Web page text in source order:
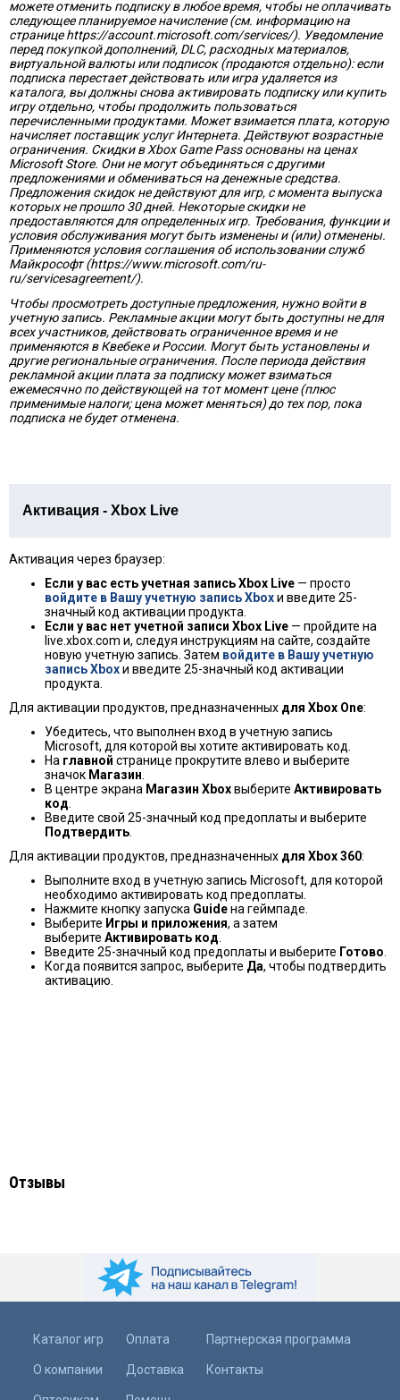
можете отменить подписку в любое время, чтобы не оплачивать
следующее планируемое начисление (см. информацию на
странице https://account.microsoft.com/services/). Уведомление
перед покупкой дополнений, DLC, расходных материалов,
виртуальной валюты или подписок (продаются отдельно): если
подписка перестает действовать или игра удаляется из
каталога, вы должны снова активировать подписку или купить
игру отдельно, чтобы продолжить пользоваться
перечисленными продуктами. Может взимается плата, которую
начисляет поставщик услуг Интернета. Действуют возрастные
ограничения. Скидки в Xbox Game Pass основаны на ценах
Microsoft Store. Они не могут объединяться с другими
предложениями и обмениваться на денежные средства.
Предложения скидок не действуют для игр, с момента выпуска
которых не прошло 30 дней. Некоторые скидки не
предоставляются для определенных игр. Требования, функции и
условия обслуживания могут быть изменены и (или) отменены.
Применяются условия соглашения об использовании служб
Майкрософт (https://www.microsoft.com/ru-
ru/servicesagreement/).
Чтобы просмотреть доступные предложения, нужно войти в
учетную запись. Рекламные акции могут быть доступны не для
всех участников, действовать ограниченное время и не
применяются в Квебеке и России. Могут быть установлены и
другие региональные ограничения. После периода действия
рекламной акции плата за подписку может взиматься
ежемесячно по действующей на тот момент цене (плюс
применимые налоги; цена может меняться) до тех пор, пока
подписка не будет отменена.
Активация - Xbox Live
Активация через браузер:
Если у вас есть учетная запись Xbox Live — просто
войдите в Вашу учетную запись Xboxи введите 25-
значный код активации продукта.
Если у вас нет учетной записи Xbox Live — пройдите на
live.xbox.com и, следуя инструкциям на сайте, создайте
новую учетную запись. Затем войдите в Вашу учетную
запись Xboxи введите 25-значный код активации
продукта.
Для активации продуктов, предназначенных для Xbox One:
Убедитесь, что выполнен вход в учетную запись
Microsoft, для которой вы хотите активировать код.
На главной странице прокрутите влево и выберите
значок Магазин
В центре экрана Магазин Xboxвыберите Активировать
код
Введите свой 25-значный код предоплаты и выберите
Подтвердить
Для активации продуктов, предназначенных для Xbox 360:
Выполните вход в учетную запись Microsoft, для которой
необходимо активировать код предоплаты.
Нажмите кнопку запуска Guideна геймпаде.
Выберите Игры и приложения, а затем
выберите Активировать код
Введите 25-значный код предоплаты и выберите Готово
Когда появится запрос, выберите Да, чтобы подтвердить
активацию.
Отзывы
Каталог игр
О компании
Оплата
Доставка
Партнерская программа
Контакты